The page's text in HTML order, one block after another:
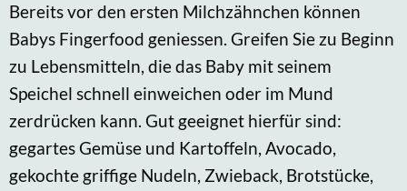
Bereits vor den ersten Milchzähnchen können
Babys Fingerfood geniessen. Greifen Sie zu Beginn
zu Lebensmitteln, die das Baby mit seinem
Speichel schnell einweichen oder im Mund
zerdrücken kann. Gut geeignet hierfür sind:
gegartes Gemüse und Kartoffeln, Avocado,
gekochte griffige Nudeln, Zwieback, Brotstücke,